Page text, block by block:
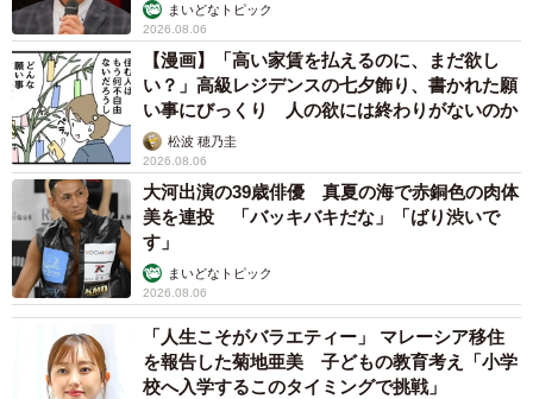
まいどなトピック
2026.08.06
【漫画】「高い家賃を払えるのに、まだ欲し
い？」高級レジデンスの七夕飾り、書かれた願
い事にびっくり 人の欲には終わりがないのか
松波 穂乃圭
2026.08.06
大河出演の39歳俳優 真夏の海で赤銅色の肉体
美を連投 「バッキバキだな」「ばり渋いで
す」
まいどなトピック
2026.08.06
「人生こそがバラエティー」 マレーシア移住
を報告した菊地亜美 子どもの教育考え「小学
校へ入学するこのタイミングで挑戦」